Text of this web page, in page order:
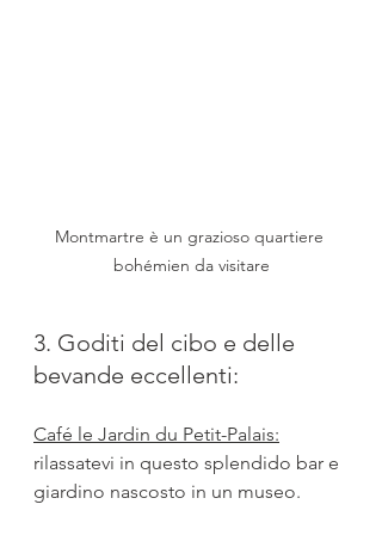
Montmartre è un grazioso quartiere
bohémien da visitare
3. Goditi del cibo e delle
bevande eccellenti:
Café le Jardin du Petit-Palais:
rilassatevi in questo splendido bar e
giardino nascosto in un museo.